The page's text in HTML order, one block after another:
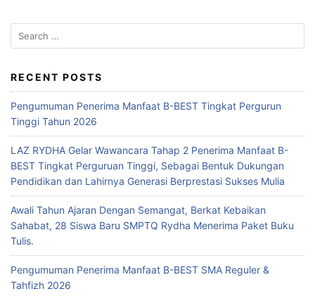
RECENT POSTS
Pengumuman Penerima Manfaat B-BEST Tingkat Pergurun
Tinggi Tahun 2026
LAZ RYDHA Gelar Wawancara Tahap 2 Penerima Manfaat B-
BEST Tingkat Perguruan Tinggi, Sebagai Bentuk Dukungan
Pendidikan dan Lahirnya Generasi Berprestasi Sukses Mulia
Awali Tahun Ajaran Dengan Semangat, Berkat Kebaikan
Sahabat, 28 Siswa Baru SMPTQ Rydha Menerima Paket Buku
Tulis.
Pengumuman Penerima Manfaat B-BEST SMA Reguler &
Tahfizh 2026